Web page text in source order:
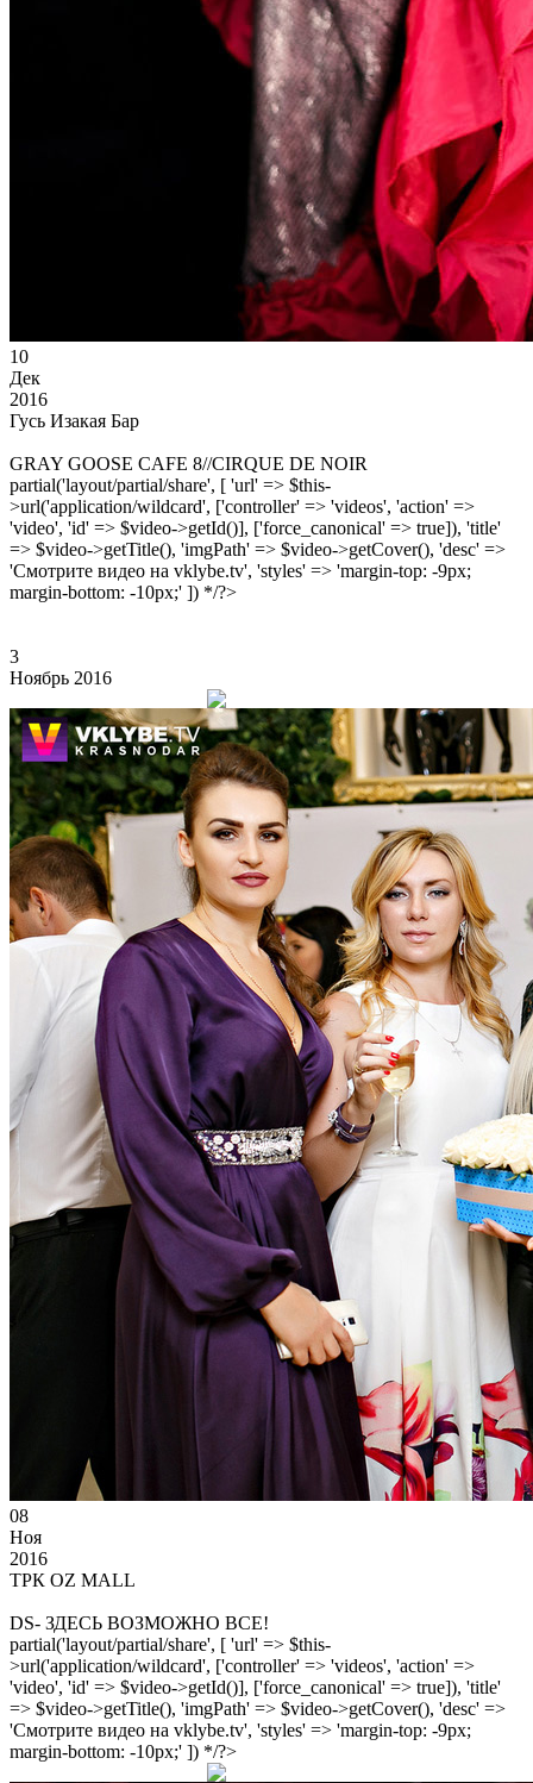
10
Дек
2016
Гусь Изакая Бар
GRAY GOOSE CAFE 8//CIRQUE DE NOIR
partial('layout/partial/share', [ 'url' => $this-
>url('application/wildcard', ['controller' => 'videos', 'action' =>
'video', 'id' => $video->getId()], ['force_canonical' => true]), 'title'
=> $video->getTitle(), 'imgPath' => $video->getCover(), 'desc' =>
'Смотрите видео на vklybe.tv', 'styles' => 'margin-top: -9px;
margin-bottom: -10px;' ]) */?>
3
Ноябрь 2016
08
Ноя
2016
ТРК OZ MALL
DS- ЗДЕСЬ ВОЗМОЖНО ВСЕ!
partial('layout/partial/share', [ 'url' => $this-
>url('application/wildcard', ['controller' => 'videos', 'action' =>
'video', 'id' => $video->getId()], ['force_canonical' => true]), 'title'
=> $video->getTitle(), 'imgPath' => $video->getCover(), 'desc' =>
'Смотрите видео на vklybe.tv', 'styles' => 'margin-top: -9px;
margin-bottom: -10px;' ]) */?>